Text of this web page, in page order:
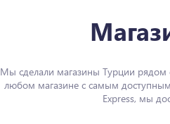
Мы сделали магазины Турции рядом
любом магазине с самым
Express, мы